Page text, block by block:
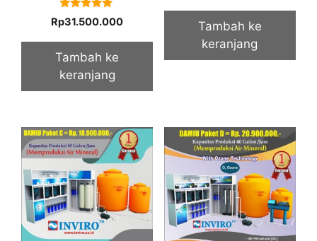
5.00
out of 5
Rp31.500.000
Tambah ke
keranjang
Tambah ke
keranjang